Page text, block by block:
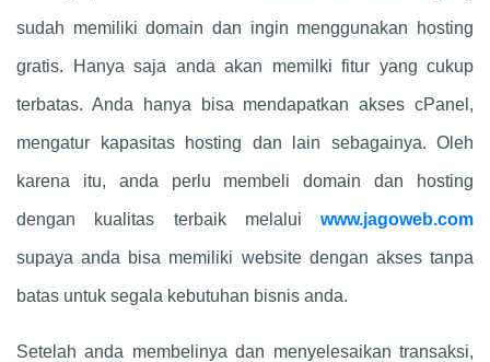
sudah memiliki domain dan ingin menggunakan hosting
gratis. Hanya saja anda akan memilki fitur yang cukup
terbatas. Anda hanya bisa mendapatkan akses cPanel,
mengatur kapasitas hosting dan lain sebagainya. Oleh
karena itu, anda perlu membeli domain dan hosting
dengan kualitas terbaik melalui www.jagoweb.com
supaya anda bisa memiliki website dengan akses tanpa
batas untuk segala kebutuhan bisnis anda.
Setelah anda membelinya dan menyelesaikan transaksi,